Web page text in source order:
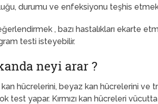
durumu ve enfeksiyonu teşhis
, bazı hastalıkları ekarte
testi isteyebilir.
neyi arar ?
kan hücrelerini, beyaz kan hücrelerini
test yapar. Kırmızı kan hücreleri